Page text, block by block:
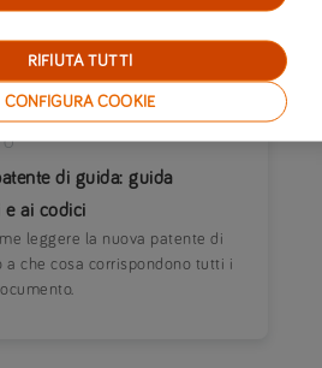
di guida: guida
e ai codici
leggere la nuova patente di
a che cosa corrispondono tutti i
CONFIGURA COOKIE
RIFIUTA TUTTI